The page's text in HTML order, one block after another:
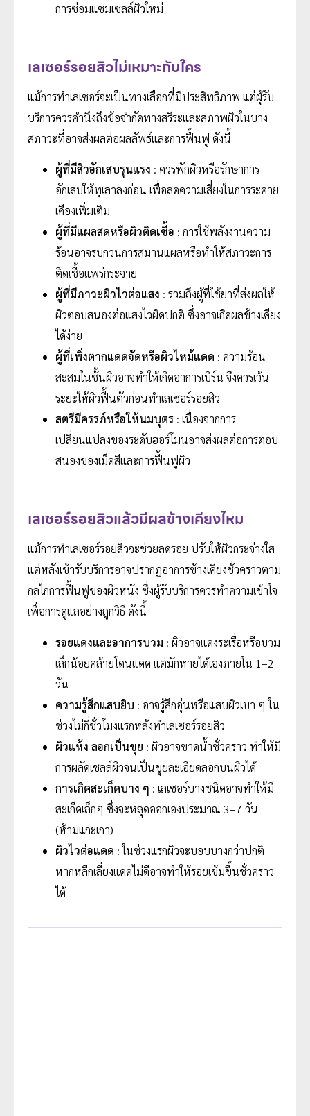
การซ่อมแซมเซลล์ผิวใหม่
เลเซอร์รอยสิวไม่เหมาะกับใคร
แม้การทำเลเซอร์จะเป็นทางเลือกที่มีประสิทธิภาพ แต่ผู้รับ
บริการควรคำนึงถึงข้อจำกัดทางสรีระและสภาพผิวในบาง
สภาวะที่อาจส่งผลต่อผลลัพธ์และการฟื้นฟู ดังนี้
ผู้ที่มีสิวอักเสบรุนแรง : ควรพักผิวหรือรักษาการ
อักเสบให้ทุเลาลงก่อน เพื่อลดความเสี่ยงในการระคาย
เคืองเพิ่มเติม
ผู้ที่มีแผลสดหรือผิวติดเชื้อ : การใช้พลังงานความ
ร้อนอาจรบกวนการสมานแผลหรือทำให้สภาวะการ
ติดเชื้อแพร่กระจาย
ผู้ที่มีภาวะผิวไวต่อแสง : รวมถึงผู้ที่ใช้ยาที่ส่งผลให้
ผิวตอบสนองต่อแสงไวผิดปกติ ซึ่งอาจเกิดผลข้างเคียง
ได้ง่าย
ผู้ที่เพิ่งตากแดดจัดหรือผิวไหม้แดด : ความร้อน
สะสมในชั้นผิวอาจทำให้เกิดอาการเบิร์น จึงควรเว้น
ระยะให้ผิวฟื้นตัวก่อนทำเลเซอร์รอยสิว
สตรีมีครรภ์หรือให้นมบุตร : เนื่องจากการ
เปลี่ยนแปลงของระดับฮอร์โมนอาจส่งผลต่อการตอบ
สนองของเม็ดสีและการฟื้นฟูผิว
เลเซอร์รอยสิวแล้วมีผลข้างเคียงไหม
แม้การทำเลเซอร์รอยสิวจะช่วยลดรอย ปรับให้ผิวกระจ่างใส
แต่หลังเข้ารับบริการอาจปรากฏอาการข้างเคียงชั่วคราวตาม
กลไกการฟื้นฟูของผิวหนัง ซึ่งผู้รับบริการควรทำความเข้าใจ
เพื่อการดูแลอย่างถูกวิธี ดังนี้
รอยแดงและอาการบวม : ผิวอาจแดงระเรื่อหรือบวม
เล็กน้อยคล้ายโดนแดด แต่มักหายได้เองภายใน 1–2
วัน
ความรู้สึกแสบยิบ : อาจรู้สึกอุ่นหรือแสบผิวเบา ๆ ใน
ช่วงไม่กี่ชั่วโมงแรกหลังทำเลเซอร์รอยสิว
ผิวแห้ง ลอกเป็นขุย : ผิวอาจขาดน้ำชั่วคราว ทำให้มี
การผลัดเซลล์ผิวจนเป็นขุยละเอียดลอกบนผิวได้
การเกิดสะเก็ดบาง ๆ : เลเซอร์บางชนิดอาจทำให้มี
สะเก็ดเล็กๆ ซึ่งจะหลุดออกเองประมาณ 3–7 วัน
(ห้ามแกะเกา)
ผิวไวต่อแดด : ในช่วงแรกผิวจะบอบบางกว่าปกติ
หากหลีกเลี่ยงแดดไม่ดีอาจทำให้รอยเข้มขึ้นชั่วคราว
ได้